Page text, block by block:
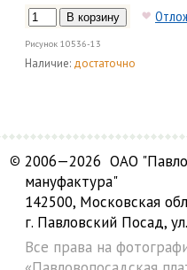
Рисунок 10536-13
Наличие: достаточно
© 2006—2026 ОАО
мануфактура"
142500, Московская
г. Павловский Посад,
Все права на